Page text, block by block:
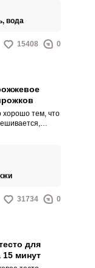
вода
15408 0
хорошо тем, что
требуется
расстойку.
31734 0
для
15 минут